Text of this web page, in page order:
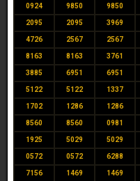
0924 9850 9850
2095 2095 3969
4726 2567 2567
8163 8163 3761
3885 6951 6951
5122 5122 1337
1702 1286 1286
8560 8560 0981
1925 5029 5029
0572 0572 6288
7156 1469 1469